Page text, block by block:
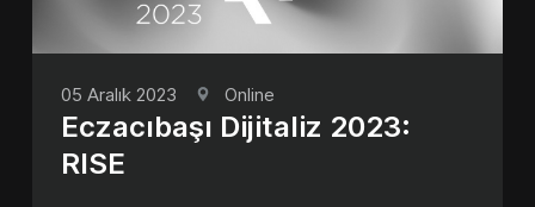
05 Aralık 2023 Online
Eczacıbaşı Dijitaliz 2023:
RISE